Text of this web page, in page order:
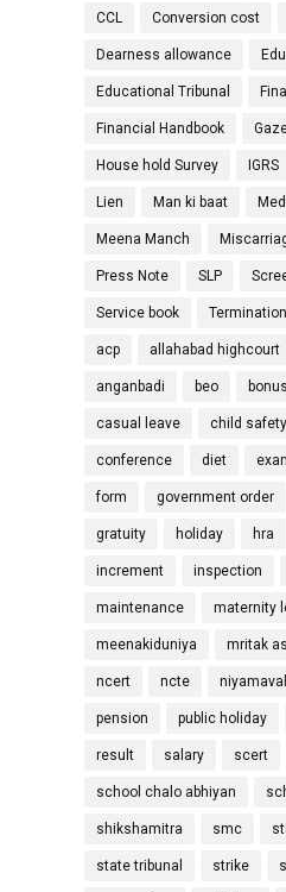
CCL Conversion cost
Dearness allowance
Educational Tribunal
Financial Handbook
House hold Survey IGRS
Lien Man ki baat
Meena Manch
Press Note SLP
Service book Termination
acp allahabad highcourt
anganbadi beo bonus
casual leave child safety
conference diet
form government order
gratuity holiday hra
increment inspection
maintenance maternity
meenakiduniya mritak
ncert ncte
pension public holiday
result salary scert
school chalo abhiyan
shikshamitra smc
state tribunal strike